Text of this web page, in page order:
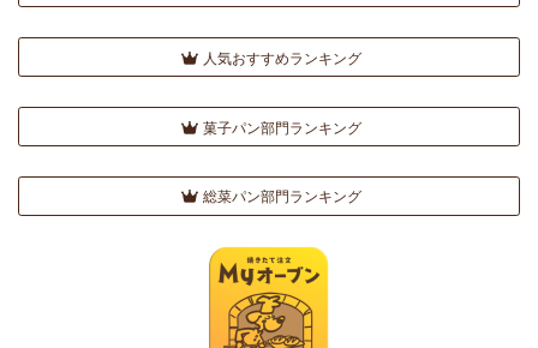
人気おすすめランキング
菓子パン部門ランキング
総菜パン部門ランキング